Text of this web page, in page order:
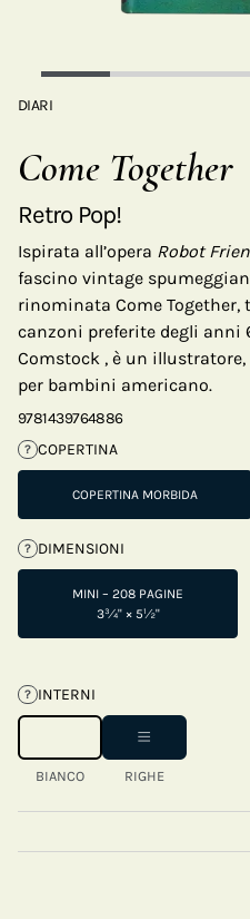
DIARI
Come Together
Retro Pop!
Ispirata all’opera Robot
fascino vintage
rinominata Come
canzoni preferite degli anni
Comstock , è un
per bambini americano.
9781439764886
? COPERTINA
COPERTINA MORBIDA
? DIMENSIONI
MINI – 208 PAGINE
3¾" × 5½"
? INTERNI
BIANCO RIGHE